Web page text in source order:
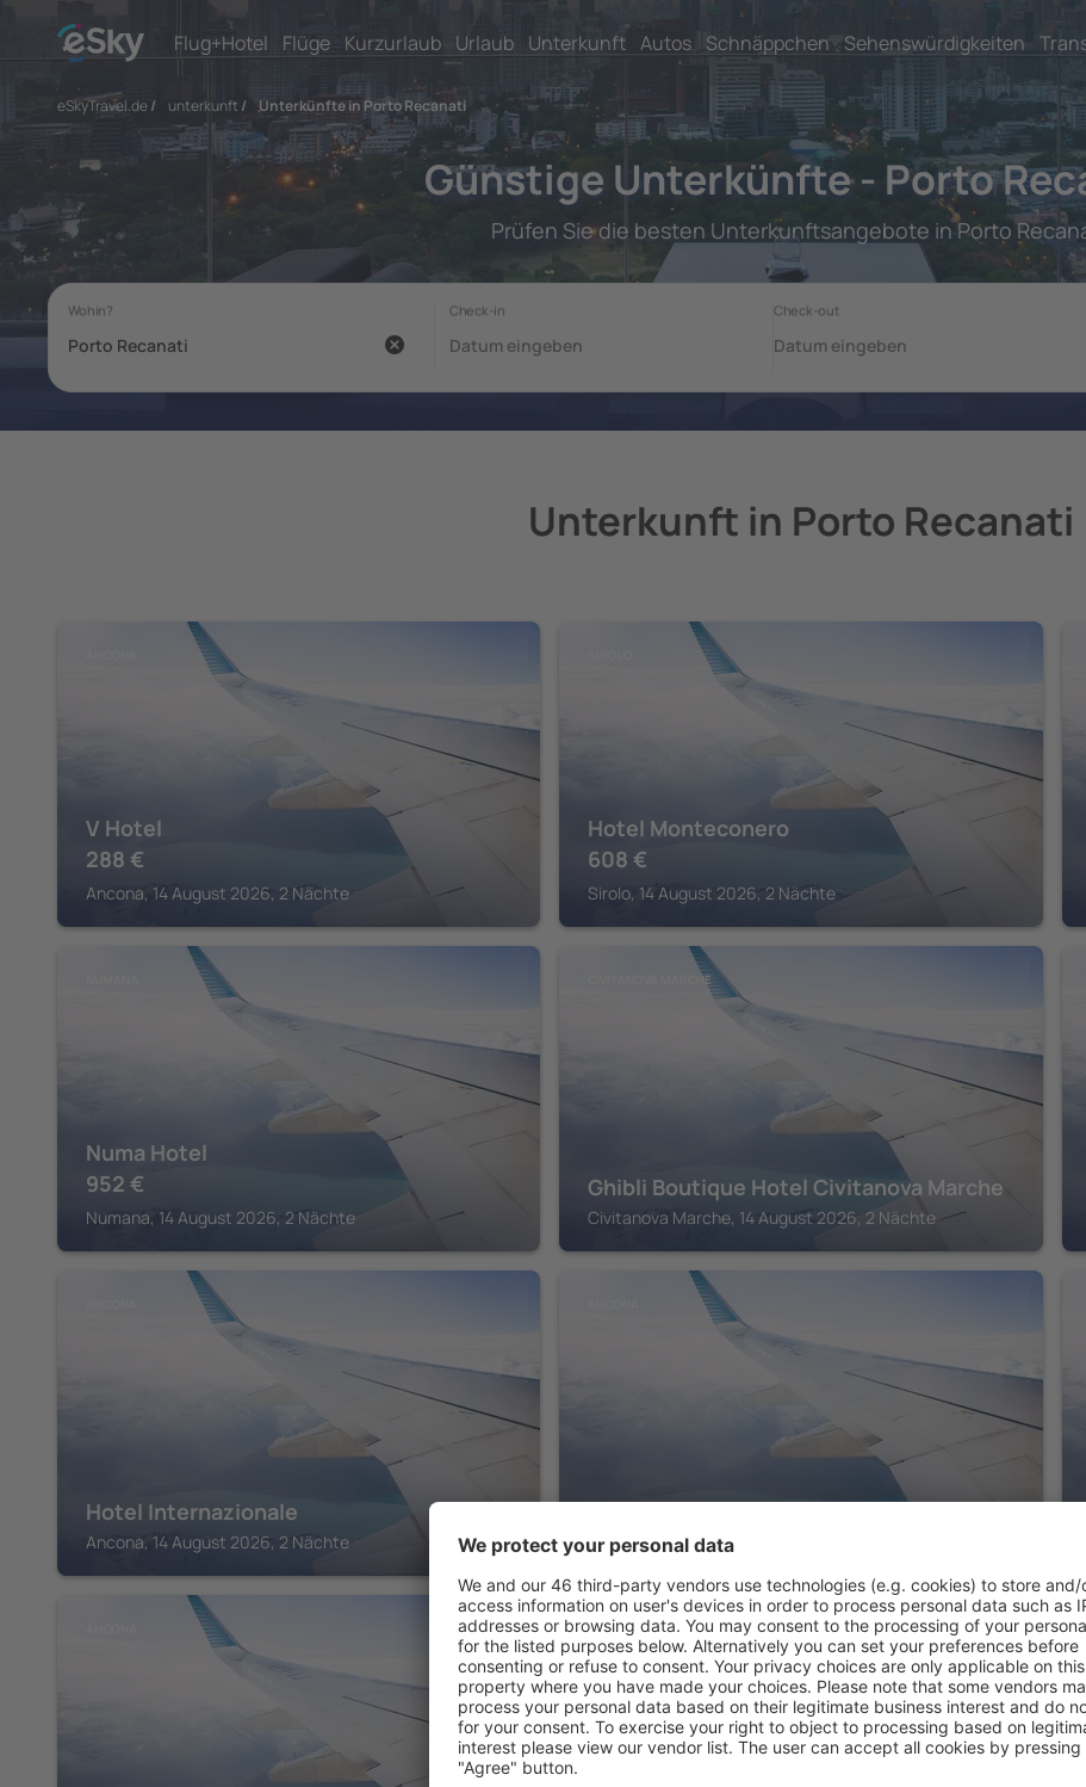
Flug+Hotel Flüge Kurzurlaub Urlaub Unterkunft Autos Schnäppchen Sehenswürdigkeiten
eSkyTravel.de/ unterkunft / Unterkünfte in Porto Recanati
Günstige Unterkünfte - Porto
Prüfen Sie die besten Unterkunftsangebote in Porto
Unterkunft in Porto Recanati
V Hotel
288 €
Ancona, 14 August 2026, 2 Nächte
Hotel Monteconero
608 €
Sirolo, 14 August 2026, 2 Nächte
Numa Hotel
952 €
Numana, 14 August 2026, 2 Nächte
CIVITANOVA MARCHE
Ghibli Boutique Hotel Civitanova Marche
Civitanova Marche, 14 August 2026, 2 Nächte
Hotel Internazionale
Ancona, 14 August 2026, 2 Nächte
Fortino Napoleonico
Ancona, 14 August 2026, 2 Nächte
CAMERANO